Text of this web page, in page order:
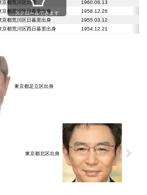
京都荒川区出身
1960.06.13
京都荒川区日暮里出身
1958.12.26
京都荒川区日暮里出身
1955.03.12
京都荒川区西日暮里出身 1954.12.21
スクロールできます
東京都足立区出身
東京都北区出身